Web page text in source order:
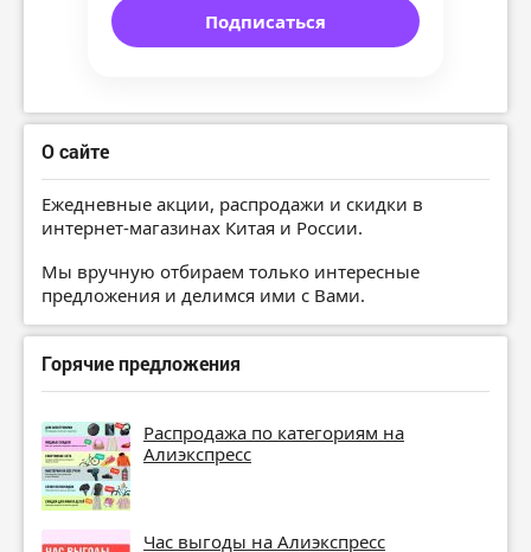
Подписаться
О сайте
Ежедневные акции, распродажи и скидки в
интернет-магазинах Китая и России.
Мы вручную отбираем только интересные
предложения и делимся ими с Вами.
Горячие предложения
Распродажа по категориям на
Алиэкспресс
Час выгоды на Алиэкспресс